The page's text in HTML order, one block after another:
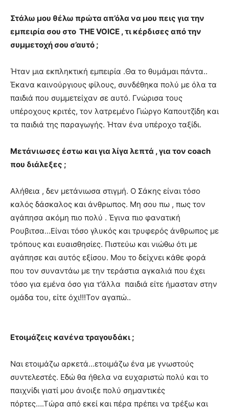
Στάλω μου θέλω πρώτα απ’όλα να μου πεις για την
εμπειρία σου στο THE VOICE , τι κέρδισες από την
συμμετοχή σου σ’αυτό ;
Ήταν μια εκπληκτική εμπειρία .Θα το θυμάμαι πάντα..
Έκανα καινούργιους φίλους, συνδέθηκα πολύ με όλα τα
παιδιά που συμμετείχαν σε αυτό. Γνώρισα τους
υπέροχους κριτές, τον λατρεμένο Γιώργο Καπουτζίδη και
τα παιδιά της παραγωγής. Ήταν ένα υπέροχο ταξίδι.
Μετάνιωσες έστω και για λίγα λεπτά , για τον coach
που διάλεξες ;
Αλήθεια , δεν μετάνιωσα στιγμή. Ο Σάκης είναι τόσο
καλός δάσκαλος και άνθρωπος. Μη σου πω , πως τον
αγάπησα ακόμη πιο πολύ . Έγινα πιο φανατική
Ρουβιτσα…Είναι τόσο γλυκός και τρυφερός άνθρωπος με
τρόπους και ευαισθησίες. Πιστεύω και νιώθω ότι με
αγάπησε και αυτός εξίσου. Μου το δείχνει κάθε φορά
που τον συναντάω με την τεράστια αγκαλιά που έχει
τόσο για εμένα όσο για τ’άλλα παιδιά είτε ήμασταν στην
ομάδα του, είτε όχι!!!Τον αγαπώ..
Ετοιμάζεις κανένα τραγουδάκι ;
Ναι ετοιμάζω αρκετά…ετοιμάζω ένα με γνωστούς
συντελεστές. Εδώ θα ήθελα να ευχαριστώ πολύ και το
παιχνίδι γιατί μου άνοιξε πολύ σημαντικές
πόρτες….Τώρα από εκεί και πέρα πρέπει να τρέξω και